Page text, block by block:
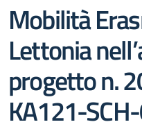
Mobilità
Lettonia
progetto n.
KA121-